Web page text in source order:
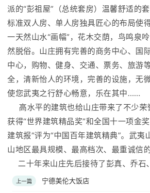
派的“彭祖屋”（总统套房）温馨舒适的
标准双人房、单人房独具匠心的布局使
一天然山水“画幅”，花木交荫，鸟鸣泉
然脱俗。山庄拥有完善的商务中心、国
中心，购物、健身、交通、票务、旅游
全，清新怡人的环境，完善的设施，无
使您武夷之行舒心畅意，乐在其中……
高水平的建筑也给山庄带来了不少荣
获得“世界建筑精品奖”和全国十一项金
建筑报”评为“中国百年建筑精典”。武夷
山地区最具规模、最高档次、最重诚信
二十年来山庄先后接待了彭真、乔石
上一篇 宁德美伦大饭店